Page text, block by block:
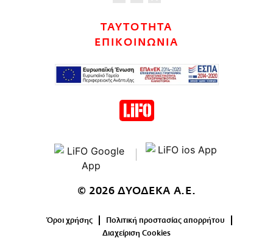
ΤΑΥΤΟΤΗΤΑ
ΕΠΙΚΟΙΝΩΝΙΑ
© 2026 ΔΥΟΔΕΚΑ Α.Ε.
Όροι χρήσης
Πολιτική προστασίας απορρήτου
Διαχείριση Cookies